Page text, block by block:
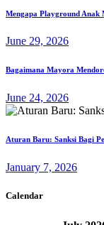
Mengapa Playground Anak
June 29, 2026
Bagaimana Mayora
June 24, 2026
Aturan Baru: Sanksi Bagi
January 7, 2026
Calendar